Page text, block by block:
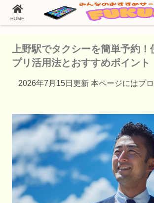
ホーム タクシー配車アプリ
上野駅でタクシーを簡単予約
プリ活用法とおすすめポイント
2026年7月15日更新 本ページにはプ
HOME